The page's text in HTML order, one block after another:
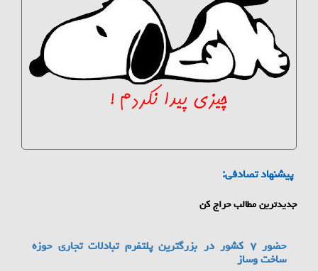
پیشنهاد تصادفی:
جدیدترین مطالب حراج کن
حضور ۷ کشور در بزرگترین پلتفرم تبادلات تجاری حوزه
ساخت وساز